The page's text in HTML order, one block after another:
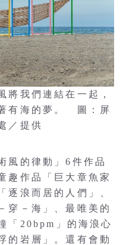
將我們連結在一起，
有海的夢。 圖：屏
／提供
風的律動」6件作品
趣作品「巨大章魚家
逐浪而居的人們」、
穿－海」、最唯美的
「20bpm」的海浪心
的岩層」。還有會動